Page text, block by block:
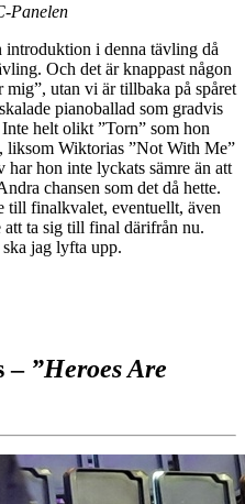
Panelen
introduktion i denna tävling då
Och det är knappast någon
utan vi är tillbaka på spåret
pianoballad som gradvis
helt olikt ”Torn” som hon
liksom Wiktorias ”Not With Me”
har hon inte lyckats sämre än att
chansen som det då hette.
till finalkvalet, eventuellt, även
ta sig till final därifrån nu.
jag lyfta upp.
– ”Heroes Are